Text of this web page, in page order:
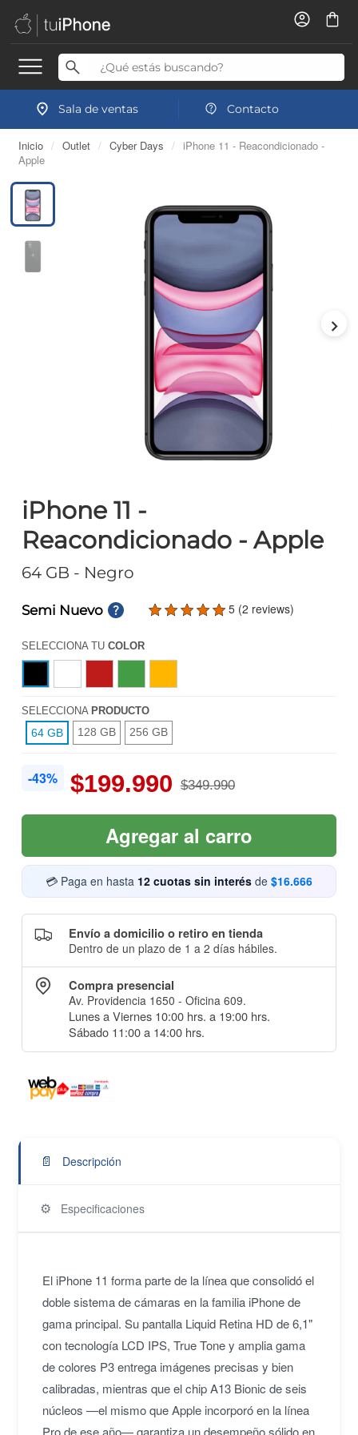
Sala de ventas Contacto
Inicio / Outlet / Cyber Days / iPhone 11 - Reacondicionado -
Apple
iPhone 11 -
Reacondicionado - Apple
64 GB - Negro
Semi Nuevo 5 (2 reviews)
SELECCIONA TU COLOR
SELECCIONA PRODUCTO
64 GB 128 GB 256 GB
-43% $199.990 $349.990
Agregar al carro
💳 Paga en hasta 12 cuotas sin interés de $16.666
Envío a domicilio o retiro en tienda
Dentro de un plazo de 1 a 2 días hábiles.
Compra presencial
Av. Providencia 1650 - Oficina 609.
Lunes a Viernes 10:00 hrs. a 19:00 hrs.
Sábado 11:00 a 14:00 hrs.
📄 Descripción
⚙️ Especificaciones
El iPhone 11 forma parte de la línea que consolidó el
doble sistema de cámaras en la familia iPhone de
gama principal. Su pantalla Liquid Retina HD de 6,1"
con tecnología LCD IPS, True Tone y amplia gama
de colores P3 entrega imágenes precisas y bien
calibradas, mientras que el chip A13 Bionic de seis
núcleos —el mismo que Apple incorporó en la línea
Pro de ese año— garantiza un desempeño sólido en